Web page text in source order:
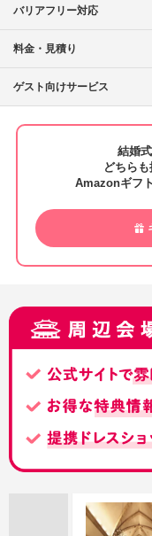
バリアフリー対応
料金・見積り
ゲスト向けサービス
結婚
どちらも
Amazonギフ